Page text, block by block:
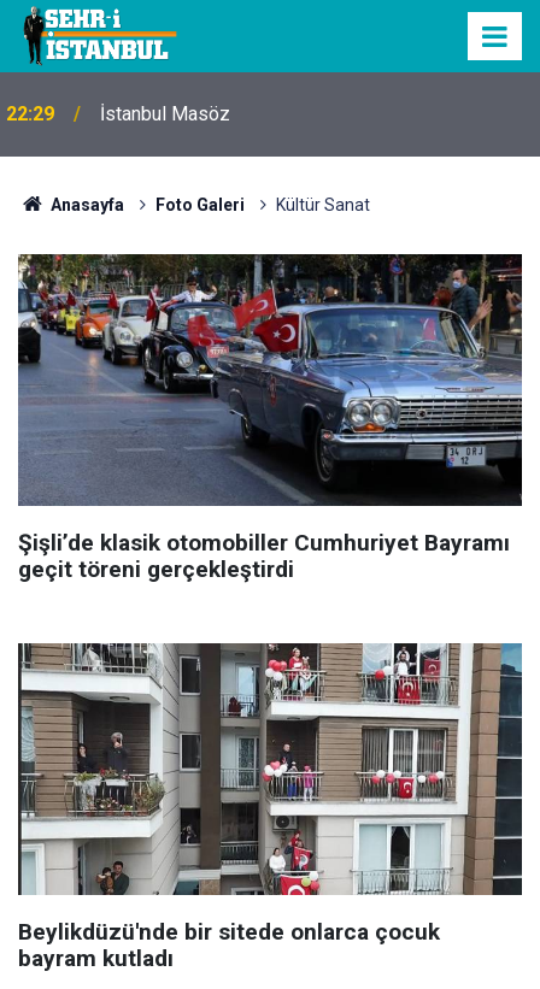
22:29 İstanbul Masöz
Anasayfa Foto Galeri Kültür Sanat
Şişli’de klasik otomobiller Cumhuriyet Bayramı
geçit töreni gerçekleştirdi
Beylikdüzü'nde bir sitede onlarca çocuk
bayram kutladı